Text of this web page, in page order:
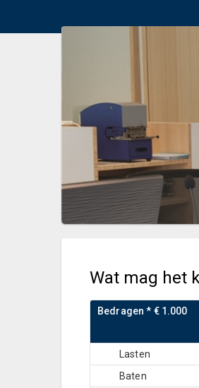
Wat mag het
Bedragen * € 1.000
Lasten
Baten